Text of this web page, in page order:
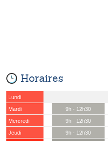
Horaires
Lundi
Mardi
9h - 12h30
Mercredi
9h - 12h30
Jeudi
9h - 12h30